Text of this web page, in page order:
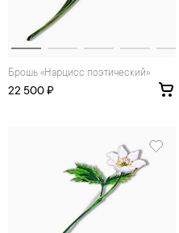
Брошь «Нарцисс поэтический»
22 500 ₽